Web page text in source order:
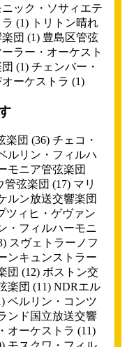
ック・ソサィエテ
(1) トリトン晴れ
団 (1) 豊島区管弦
ラー・オーケスト
(1) チェンバー・
オーケストラ (1)
楽団 (36) チェコ・
ルリン・フィルハ
モニア管弦楽団
管弦楽団 (17) マリ
ルン放送交響楽団
ツィヒ・ゲヴァン
・フィルハーモニ
スヴェトラーノフ
ンキュンストラー
団 (12) ボストン交
楽団 (11) NDRエル
ベルリン・コンツ
ンド国立放送交響
オーケストラ (11)